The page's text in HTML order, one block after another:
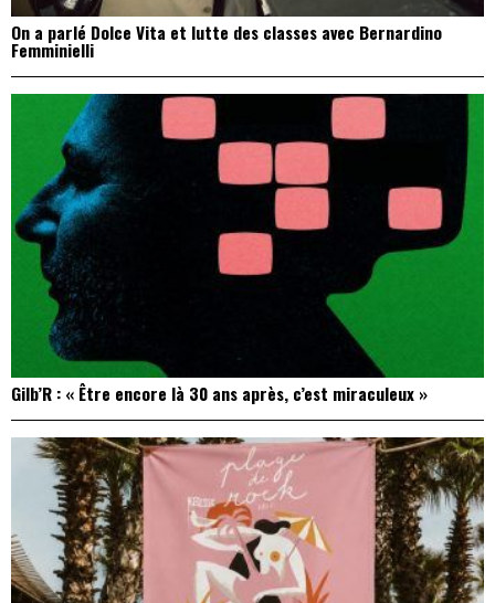
On a parlé Dolce Vita et lutte des classes avec Bernardino
Femminielli
Gilb’R : « Être encore là 30 ans après, c’est miraculeux »